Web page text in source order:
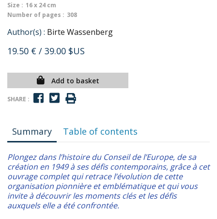
Size : 16 x 24 cm
Number of pages : 308
Author(s) : Birte Wassenberg
19.50 € / 39.00 $US
Add to basket
SHARE :
Summary Table of contents
Plongez dans l’histoire du Conseil de l’Europe, de sa
création en 1949 à ses défis contemporains, grâce à cet
ouvrage complet qui retrace l’évolution de cette
organisation pionnière et emblématique et qui vous
invite à découvrir les moments clés et les défis
auxquels elle a été confrontée.